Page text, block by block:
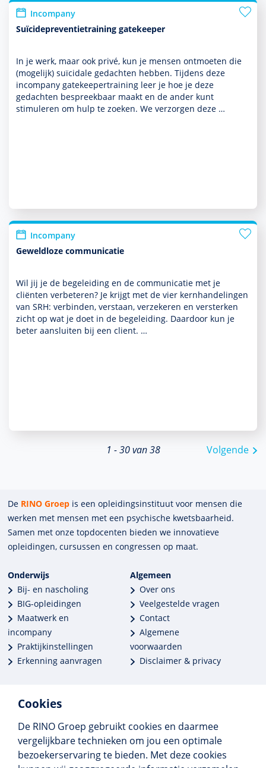
Cookies
De RINO Groep gebruikt cookies en daarmee
vergelijkbare technieken om jou een optimale
bezoekerservaring te bieden. Met deze cookies
Incompany
Suïcidepreventietraining gatekeeper
In je werk, maar ook privé, kun je mensen ontmoeten die
(moge­lijk) suïcidale gedachten hebben. Tijdens deze
incompany gatekeepertraining leer je hoe je deze
gedachten bespreekbaar maakt en de ander kunt
stimuleren om hulp te zoeken. We verzorgen deze …
Incompany
Geweldloze communicatie
Wil jij je de bege­lei­ding en de com­muni­ca­tie met je
cliënten verbeteren? Je krijgt met de vier kernhandelingen
van SRH: verbinden, verstaan, verzekeren en versterken
zicht op wat je doet in de bege­lei­ding. Daardoor kun je
beter aansluiten bij een client. …
1 - 30 van 38 Volgende
De RINO Groep is een opleidings­insti­tuut voor mensen die
werken met mensen met een psychische kwets­baar­heid.
Samen met onze top­docenten bieden we innova­tieve
opleidingen, cursussen en congres­sen op maat.
Onderwijs
Bij- en nascholing
BIG-opleidingen
Maatwerk en
incompany
Praktijkinstellingen
Erkenning aanvragen
Algemeen
Over ons
Veelgestelde vragen
Contact
Algemene
voorwaarden
Disclaimer & privacy
Meer dan 250 opleidingen
Alle BIG-opleidingen in huis
Cedeo-erkend en CRKBO-geregistreerd